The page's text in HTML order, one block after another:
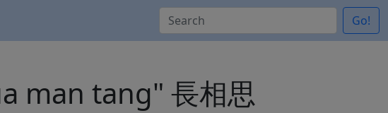
Go!
man tang" 長相思